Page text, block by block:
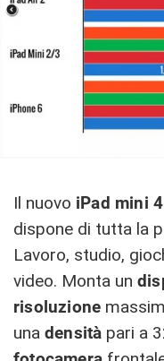
Il nuovo iPad mini 4
dispone di tutta la
Lavoro, studio,
video. Monta un
risoluzione
una densità pari a